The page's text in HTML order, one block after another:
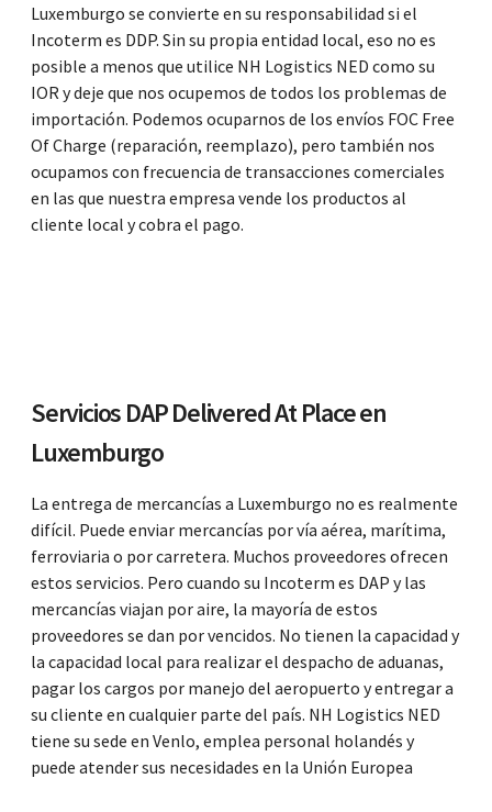
Luxemburgo se convierte en su responsabilidad si el
Incoterm es DDP. Sin su propia entidad local, eso no es
posible a menos que utilice NH Logistics NED como su
IOR y deje que nos ocupemos de todos los problemas de
importación. Podemos ocuparnos de los envíos FOC Free
Of Charge (reparación, reemplazo), pero también nos
ocupamos con frecuencia de transacciones comerciales
en las que nuestra empresa vende los productos al
cliente local y cobra el pago.
Servicios DAP Delivered At Place en
Luxemburgo
La entrega de mercancías a Luxemburgo no es realmente
difícil. Puede enviar mercancías por vía aérea, marítima,
ferroviaria o por carretera. Muchos proveedores ofrecen
estos servicios. Pero cuando su Incoterm es DAP y las
mercancías viajan por aire, la mayoría de estos
proveedores se dan por vencidos. No tienen la capacidad y
la capacidad local para realizar el despacho de aduanas,
pagar los cargos por manejo del aeropuerto y entregar a
su cliente en cualquier parte del país. NH Logistics NED
tiene su sede en Venlo, emplea personal holandés y
puede atender sus necesidades en la Unión Europea